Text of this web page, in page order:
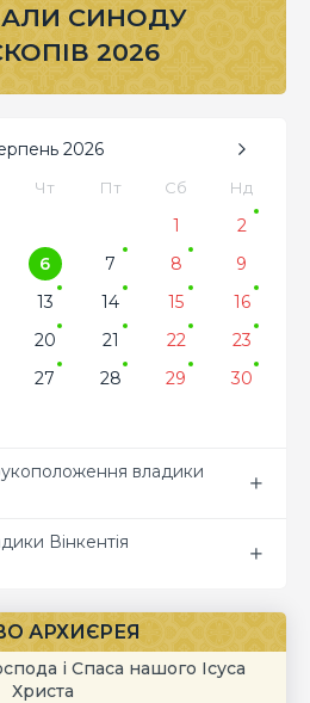
СИНОДУ
2026
2026
Чт Пт Сб Нд
1
2
6 7 8
9
13 14 15
16
20 21 22
23
27 28 29
30
владики
Вінкентія
АРХИЄРЕЯ
і Спаса нашого Ісуса
Христа